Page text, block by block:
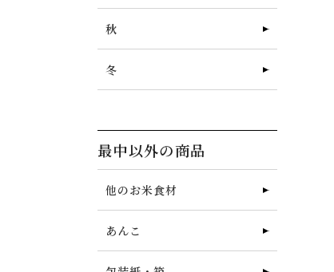
秋
冬
最中以外の商品
他のお米食材
あんこ